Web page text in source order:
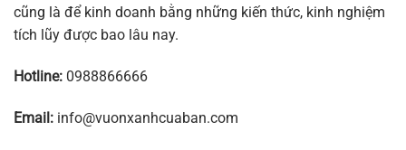
cũng là để kinh doanh bằng những kiến thức, kinh nghiệm
tích lũy được bao lâu nay.
Hotline: 0988866666
Email: info@vuonxanhcuaban.com